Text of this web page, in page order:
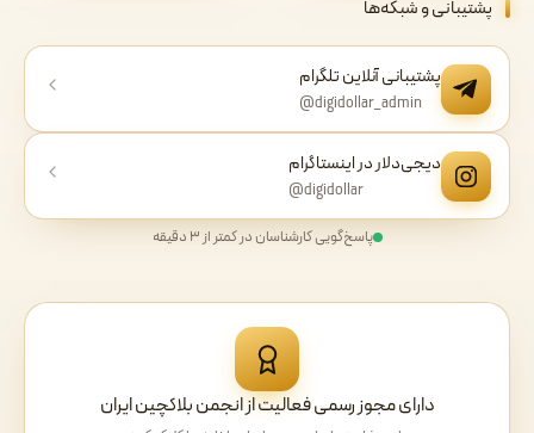
پشتیبانی و شبکه‌ها
پشتیبانی آنلاین تلگرام
@digidollar_admin
دیجی‌دلار در اینستاگرام
@digidollar
پاسخ‌گویی کارشناسان در کمتر از ۳ دقیقه
دارای مجوز رسمی فعالیت از انجمن بلاکچین ایران